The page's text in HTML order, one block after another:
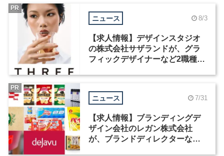
ニュース 8/3
【求人情報】デザインスタジオ
の株式会社サザランドが、グラ
フィックデザイナーなど2職種を
PR
ニュース 7/31
【求人情報】ブランディングデ
ザイン会社のレガン株式会社
が、ブランドディレクターなど3
PR